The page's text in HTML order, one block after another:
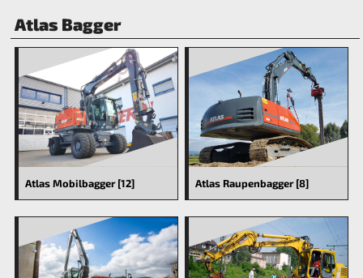
Atlas Bagger
Atlas Mobilbagger [12] Atlas Raupenbagger [8]